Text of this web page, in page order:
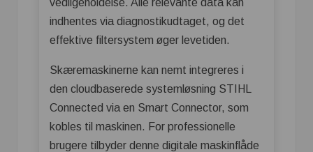
indhentes via diagnostikudtaget, og det
effektive filtersystem øger levetiden.
Skæremaskinerne kan nemt integreres i
den cloudbaserede systemløsning STIHL
Connected via en Smart Connector, som
kobles til maskinen. For professionelle
brugere tilbyder denne digitale maskinflåde